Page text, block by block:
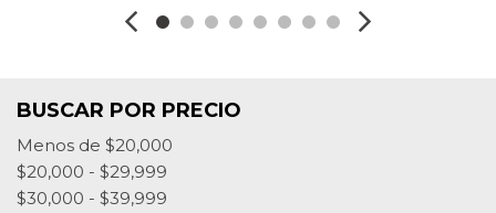
BUSCAR POR PRECIO
Menos de $20,000
$20,000 - $29,999
$30,000 - $39,999